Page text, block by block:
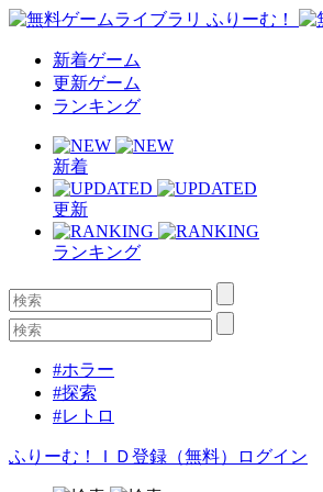
新着ゲーム
更新ゲーム
ランキング
新着
更新
ランキング
#ホラー
#探索
#レトロ
ふりーむ！ＩＤ登録（無料） ログイン